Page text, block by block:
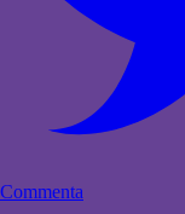
Commenta